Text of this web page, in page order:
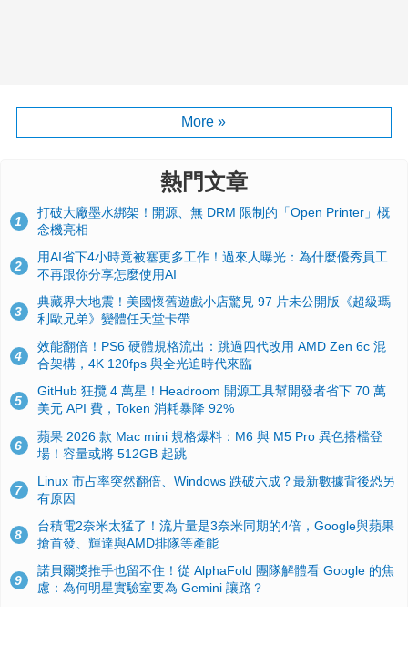
More »
熱門文章
1
打破大廠墨水綁架！開源、無 DRM 限制的「Open Printer」概
念機亮相
2
用AI省下4小時竟被塞更多工作！過來人曝光：為什麼優秀員工
不再跟你分享怎麼使用AI
3
典藏界大地震！美國懷舊遊戲小店驚見 97 片未公開版《超級瑪
利歐兄弟》變體任天堂卡帶
4
效能翻倍！PS6 硬體規格流出：跳過四代改用 AMD Zen 6c 混
合架構，4K 120fps 與全光追時代來臨
5
GitHub 狂攬 4 萬星！Headroom 開源工具幫開發者省下 70 萬
美元 API 費，Token 消耗暴降 92%
6
蘋果 2026 款 Mac mini 規格爆料：M6 與 M5 Pro 異色搭檔登
場！容量或將 512GB 起跳
7
Linux 市占率突然翻倍、Windows 跌破六成？最新數據背後恐另
有原因
8
台積電2奈米太猛了！流片量是3奈米同期的4倍，Google與蘋果
搶首發、輝達與AMD排隊等產能
9
諾貝爾獎推手也留不住！從 AlphaFold 團隊解體看 Google 的焦
慮：為何明星實驗室要為 Gemini 讓路？